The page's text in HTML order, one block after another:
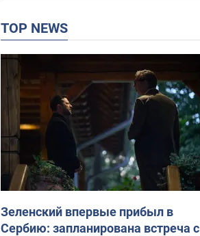
TOP NEWS
Зеленский впервые прибыл в
Сербию: запланирована встреча с